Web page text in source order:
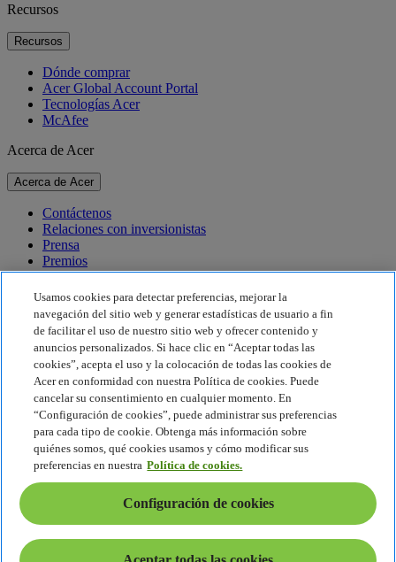
Recursos
Recursos
Dónde comprar
Acer Global Account Portal
Tecnologías Acer
McAfee
Acerca de Acer
Acerca de Acer
Contáctenos
Relaciones con inversionistas
Prensa
Premios
Eventos
Sostenibilidad
Sostenibilidad
Responsabilidad social corporativa
Huella de carbono del producto
Proyecto Humanity
Earthion
Política de privacidad
Política de cookies
Aviso legal
Información legal adicional
Política de accesibilidad
Configuración de cookies
América Latina - Español
Usamos cookies para detectar preferencias, mejorar la
navegación del sitio web y generar estadísticas de usuario a fin
de facilitar el uso de nuestro sitio web y ofrecer contenido y
anuncios personalizados. Si hace clic en “Aceptar todas las
cookies”, acepta el uso y la colocación de todas las cookies de
Acer en conformidad con nuestra Política de cookies. Puede
cancelar su consentimiento en cualquier momento. En
“Configuración de cookies”, puede administrar sus preferencias
para cada tipo de cookie. Obtenga más información sobre
quiénes somos, qué cookies usamos y cómo modificar sus
preferencias en nuestra Política de cookies.
Configuración de cookies